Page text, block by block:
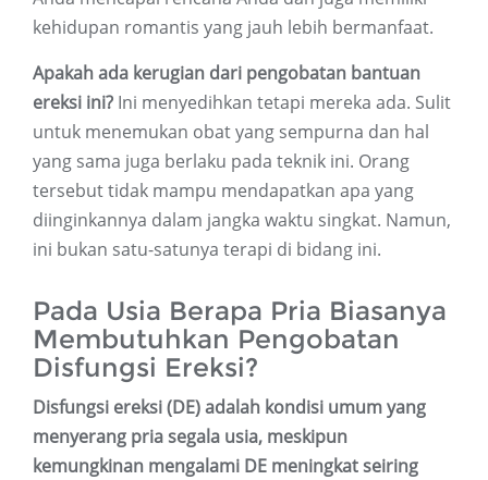
kehidupan romantis yang jauh lebih bermanfaat.
Apakah ada kerugian dari pengobatan bantuan
ereksi ini? Ini menyedihkan tetapi mereka ada. Sulit
untuk menemukan obat yang sempurna dan hal
yang sama juga berlaku pada teknik ini. Orang
tersebut tidak mampu mendapatkan apa yang
diinginkannya dalam jangka waktu singkat. Namun,
ini bukan satu-satunya terapi di bidang ini.
Pada Usia Berapa Pria Biasanya
Membutuhkan Pengobatan
Disfungsi Ereksi?
Disfungsi ereksi (DE) adalah kondisi umum yang
menyerang pria segala usia, meskipun
kemungkinan mengalami DE meningkat seiring